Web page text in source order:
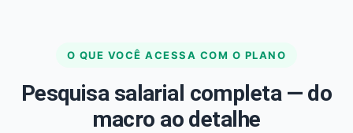
O QUE VOCÊ ACESSA COM O PLANO
Pesquisa salarial completa — do
macro ao detalhe